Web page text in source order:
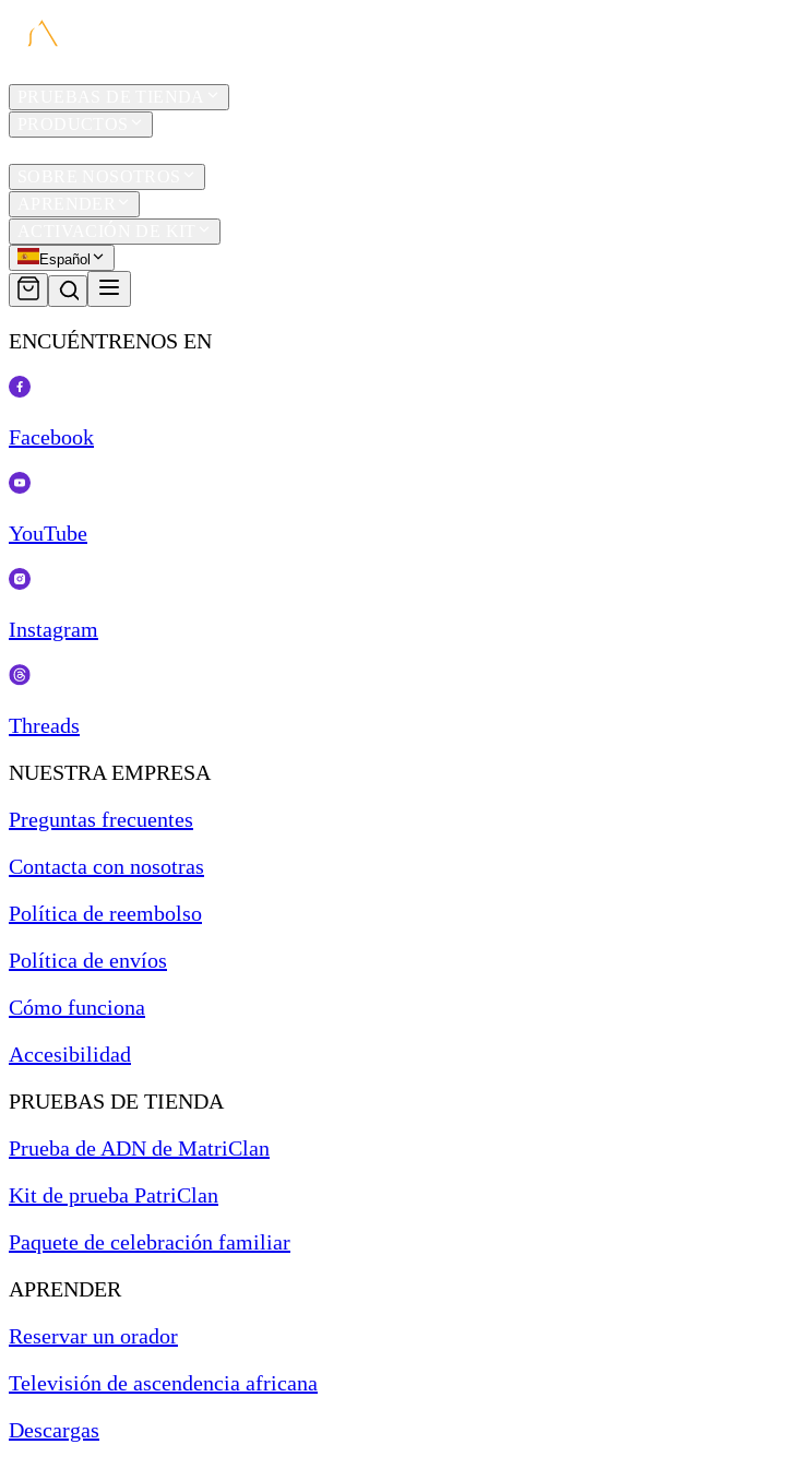
Español
ENCUÉNTRENOS EN
Facebook
YouTube
Instagram
Threads
NUESTRA EMPRESA
Preguntas frecuentes
Contacta con nosotras
Política de reembolso
Política de envíos
Cómo funciona
Accesibilidad
PRUEBAS DE TIENDA
Prueba de ADN de MatriClan
Kit de prueba PatriClan
Paquete de celebración familiar
APRENDER
Reservar un orador
Televisión de ascendencia africana
Descargas